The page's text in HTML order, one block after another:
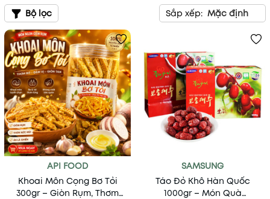
Bộ lọc Sắp xếp: Mặc định
API FOOD
Khoai Môn Cọng Bơ Tỏi
300gr – Giòn Rụm, Thơm
SAMSUNG
Táo Đỏ Khô Hàn Quốc
1000gr – Món Quà